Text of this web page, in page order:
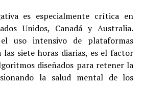
es especialmente crítica en
Unidos, Canadá y Australia.
uso intensivo de plataformas
las siete horas diarias, es el factor
diseñados para retener la
la salud mental de los